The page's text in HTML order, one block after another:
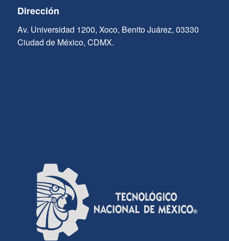
Dirección
Av. Universidad 1200, Xoco, Benito Juárez, 03330
Ciudad de México, CDMX.